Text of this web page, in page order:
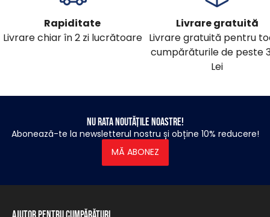
Rapiditate
Livrare chiar în 2 zi lucrătoare
Livrare gratuită
Livrare gratuită pentru
cumpărăturile de peste
Lei
Nu rata noutățile noastre!
Abonează-te la newsletterul nostru și obține 10% reducere!
MĂ ABONEZ